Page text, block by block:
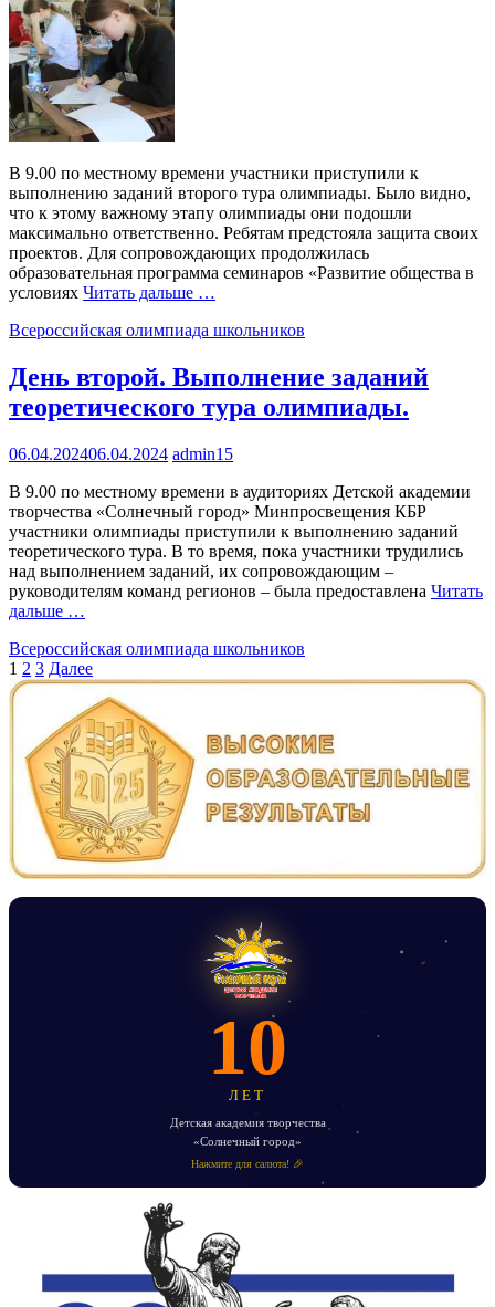
В 9.00 по местному времени участники приступили к
выполнению заданий второго тура олимпиады. Было видно,
что к этому важному этапу олимпиады они подошли
максимально ответственно. Ребятам предстояла защита своих
проектов. Для сопровождающих продолжилась
образовательная программа семинаров «Развитие общества в
условиях Читать дальше …
Всероссийская олимпиада школьников
День второй. Выполнение заданий
теоретического тура олимпиады.
06.04.202406.04.2024 admin15
В 9.00 по местному времени в аудиториях Детской академии
творчества «Солнечный город» Минпросвещения КБР
участники олимпиады приступили к выполнению заданий
теоретического тура. В то время, пока участники трудились
над выполнением заданий, их сопровождающим –
руководителям команд регионов – была предоставлена Читать
дальше …
Всероссийская олимпиада школьников
Пагинация
записей
1 2 3 Далее
10
ЛЕТ
Детская академия творчества
«Солнечный город»
Нажмите для салюта! 🎉